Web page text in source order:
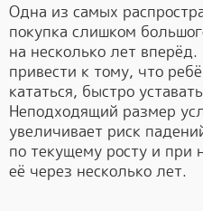
Одна из самых
покупка слишком
на несколько лет
привести к тому, что
кататься, быстро
Неподходящий размер
увеличивает риск
по текущему росту и при
её через несколько лет.